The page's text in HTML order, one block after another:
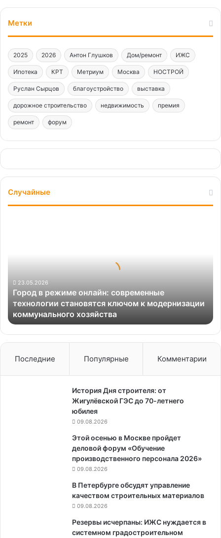
Метки
2025 2026 Антон Глушков Дом/ремонт ИЖС
Ипотека КРТ Метриум Москва НОСТРОЙ
Руслан Сырцов благоустройство выставка
дорожное строительство недвижимость премия
ремонт форум
Случайные
становятся
ключом
модернизации
коммунального
хозяйства
23.05.2026
Город в режиме онлайн: современные
технологии становятся ключом к модернизации
коммунального хозяйства
Последние Популярные Комментарии
История Дня строителя: от
Жигулёвской ГЭС до 70-летнего
юбилея
09.08.2026
Этой осенью в Москве пройдет
деловой форум «Обучение
производственного персонала 2026»
09.08.2026
В Петербурге обсудят управление
качеством строительных материалов
09.08.2026
Резервы исчерпаны: ИЖС нуждается в
системном градостроительном